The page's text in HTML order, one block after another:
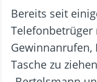
Bereits seit
Gewinnanrufen,
Tasche zu